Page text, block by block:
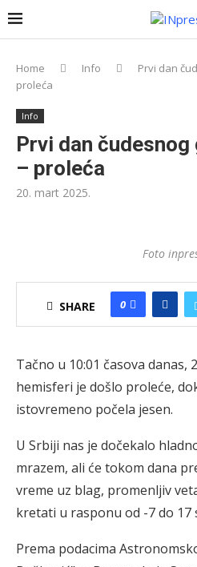
Home Info
Prvi dan
proleća
Info
Prvi dan
– proleća
20. mart 2025.
Foto
SHARE 0
Tačno u 10:01 časova danas,
hemisferi je došlo proleće,
istovremeno počela jesen.
U Srbiji nas je dočekalo
mrazem, ali će tokom dana
vreme uz blag, promenljiv
kretati u rasponu od -7 do 17
Prema podacima